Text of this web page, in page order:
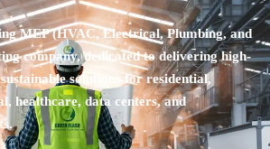
MEP (HVAC, Electrical, Plumbing, and
company, dedicated to delivering high-
solutions for residential,
healthcare, data centers, and